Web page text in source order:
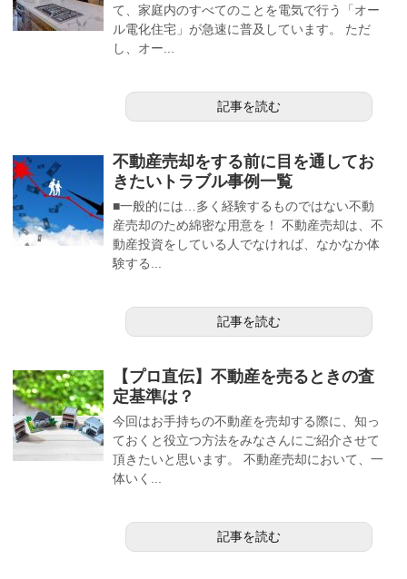
て、家庭内のすべてのことを電気で行う「オー
ル電化住宅」が急速に普及しています。 ただ
し、オー...
記事を読む
不動産売却をする前に目を通してお
きたいトラブル事例一覧
■一般的には…多く経験するものではない不動
産売却のため綿密な用意を！ 不動産売却は、不
動産投資をしている人でなければ、なかなか体
験する...
記事を読む
【プロ直伝】不動産を売るときの査
定基準は？
今回はお手持ちの不動産を売却する際に、知っ
ておくと役立つ方法をみなさんにご紹介させて
頂きたいと思います。 不動産売却において、一
体いく...
記事を読む